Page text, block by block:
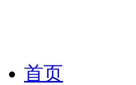
首页